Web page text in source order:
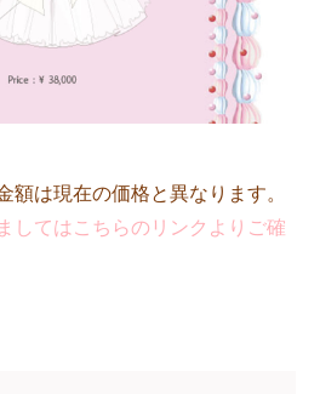
は現在の価格と異なります。
してはこちらのリンクよりご確